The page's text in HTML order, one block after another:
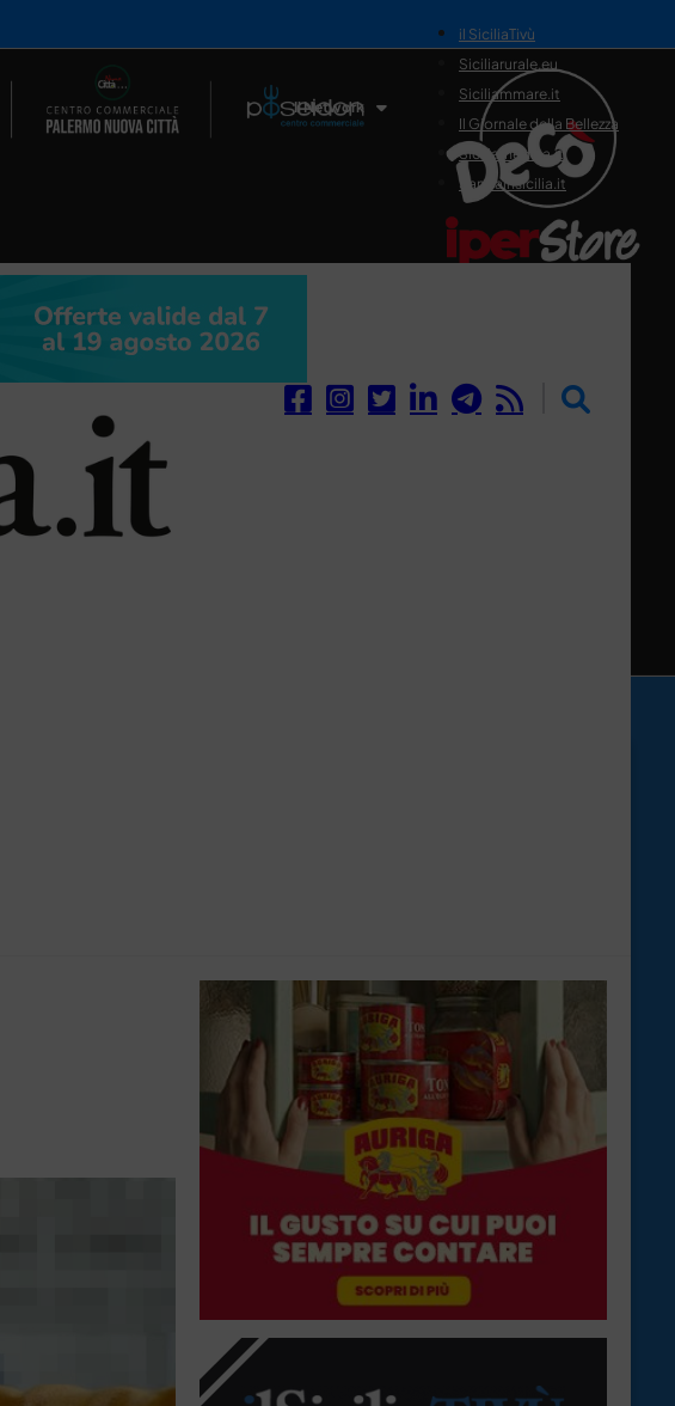
Il Network
il SiciliaTivù
Siciliarurale.eu
Siciliammare.it
Il Giornale della Bellezza
Siciliamedica.it
Sanitainsicilia.it